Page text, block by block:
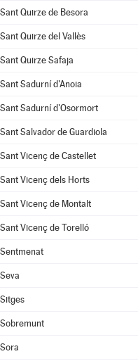
Sant Quirze de Besora
Sant Quirze del Vallès
Sant Quirze Safaja
Sant Sadurní d'Anoia
Sant Sadurní d'Osormort
Sant Salvador de Guardiola
Sant Vicenç de Castellet
Sant Vicenç dels Horts
Sant Vicenç de Montalt
Sant Vicenç de Torelló
Sentmenat
Seva
Sitges
Sobremunt
Sora